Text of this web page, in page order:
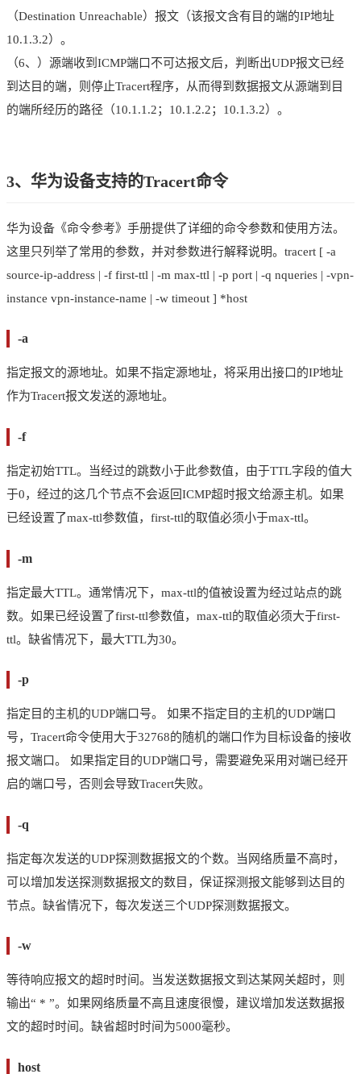
（Destination Unreachable）报文（该报文含有目的端的IP地址
10.1.3.2）。
（6、）源端收到ICMP端口不可达报文后，判断出UDP报文已经
到达目的端，则停止Tracert程序，从而得到数据报文从源端到目
的端所经历的路径（10.1.1.2；10.1.2.2；10.1.3.2）。
3、华为设备支持的Tracert命令
华为设备《命令参考》手册提供了详细的命令参数和使用方法。
这里只列举了常用的参数，并对参数进行解释说明。tracert [ -a
source-ip-address | -f first-ttl | -m max-ttl | -p port | -q nqueries | -vpn-
instance vpn-instance-name | -w timeout ] *host
-a
指定报文的源地址。如果不指定源地址，将采用出接口的IP地址
作为Tracert报文发送的源地址。
-f
指定初始TTL。当经过的跳数小于此参数值，由于TTL字段的值大
于0，经过的这几个节点不会返回ICMP超时报文给源主机。如果
已经设置了max-ttl参数值，first-ttl的取值必须小于max-ttl。
-m
指定最大TTL。通常情况下，max-ttl的值被设置为经过站点的跳
数。如果已经设置了first-ttl参数值，max-ttl的取值必须大于first-
ttl。缺省情况下，最大TTL为30。
-p
指定目的主机的UDP端口号。 如果不指定目的主机的UDP端口
号，Tracert命令使用大于32768的随机的端口作为目标设备的接收
报文端口。 如果指定目的UDP端口号，需要避免采用对端已经开
启的端口号，否则会导致Tracert失败。
-q
指定每次发送的UDP探测数据报文的个数。当网络质量不高时，
可以增加发送探测数据报文的数目，保证探测报文能够到达目的
节点。缺省情况下，每次发送三个UDP探测数据报文。
-w
等待响应报文的超时时间。当发送数据报文到达某网关超时，则
输出“ * ”。如果网络质量不高且速度很慢，建议增加发送数据报
文的超时时间。缺省超时时间为5000毫秒。
host